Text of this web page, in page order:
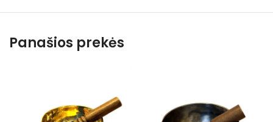
Panašios prekės